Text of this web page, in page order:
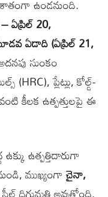
ఉండనుంది.
ఏప్రిల్ 20,
ఏడాది (ఏప్రిల్ 21,
సుంకం
ప్లేట్లు, కోల్డ్-
కీలక ఉత్పత్తులపై ఈ
ఉత్పత్తిదారుగా
ముఖ్యంగాచైనా,